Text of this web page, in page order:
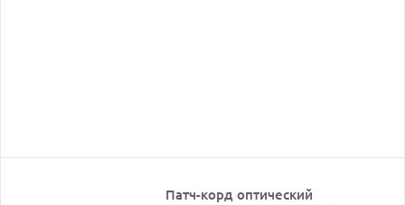
Патч-корд оптический